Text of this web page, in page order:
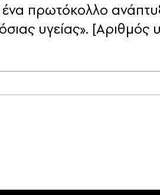
ένα πρωτόκολλο
υγείας». [Αριθμός